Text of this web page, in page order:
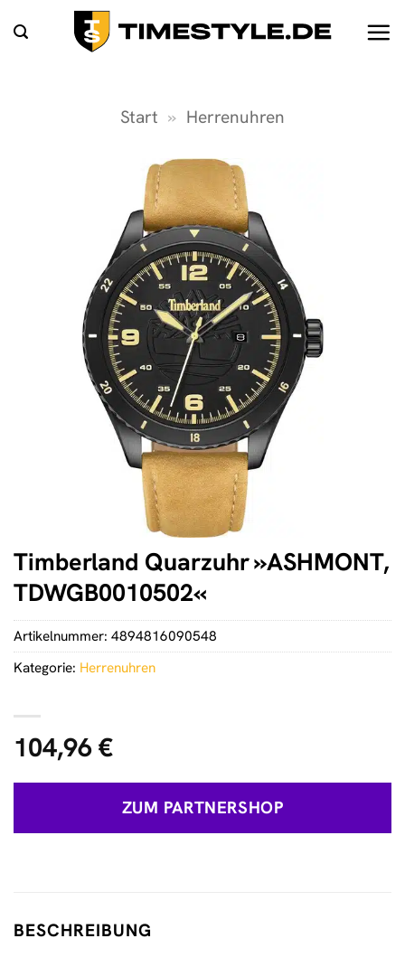
Inhalt
Start » Herrenuhren
Timberland Quarzuhr »ASHMONT,
TDWGB0010502«
104,96€
ZUM PARTNERSHOP
Artikelnummer: 4894816090548
Kategorie: Herrenuhren
BESCHREIBUNG